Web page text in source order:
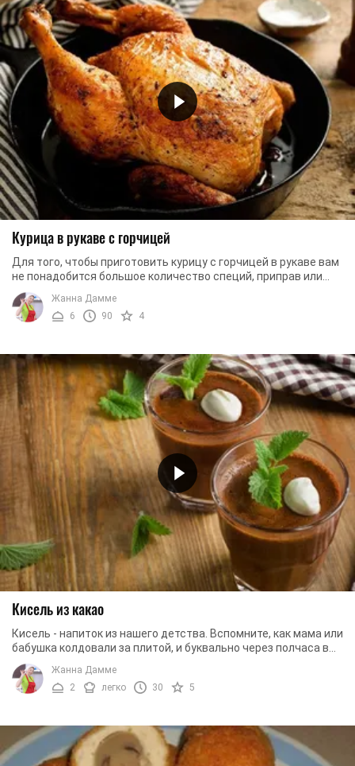
Курица в рукаве с горчицей
Для того, чтобы приготовить курицу с горчицей в рукаве вам
не понадобится большое количество специй, приправ или
особых ингредиентов. Для запекания ...
Жанна Дамме
6
90 4
Кисель из какао
Кисель - напиток из нашего детства. Вспомните, как мама или
бабушка колдовали за плитой, и буквально через полчаса вы
уже чувствовали этот ...
Жанна Дамме
2
легко 30 5